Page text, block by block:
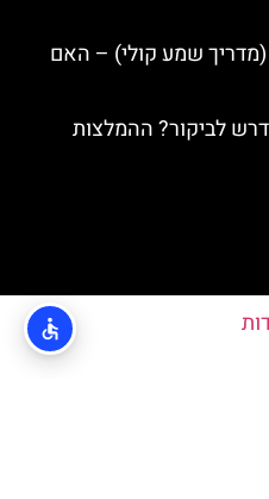
(מדריך שמע קולי) – האם
לביקור? ההמלצות